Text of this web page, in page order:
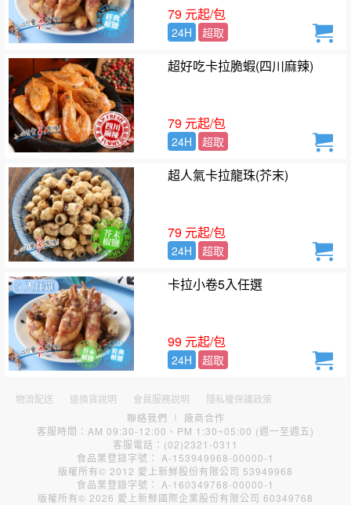
79 元起/包
24H 超取
超好吃卡拉脆蝦(四川麻辣)
79 元起/包
24H 超取
超人氣卡拉龍珠(芥末)
79 元起/包
24H 超取
卡拉小卷5入任選
99 元起/包
24H 超取
物流配送 退換貨說明 會員服務說明
隱私權保護政策
聯絡我們 ∣ 廠商合作
客服時間：AM 09:30-12:00、PM 1:30~05:00 (週一至週五)
客服電話：(02)2321-0311
食品業登錄字號： A-153949968-00000-1
版權所有© 2012 愛上新鮮股份有限公司 53949968
食品業登錄字號： A-160349768-00000-1
版權所有© 2026 愛上新鮮國際企業股份有限公司 60349768